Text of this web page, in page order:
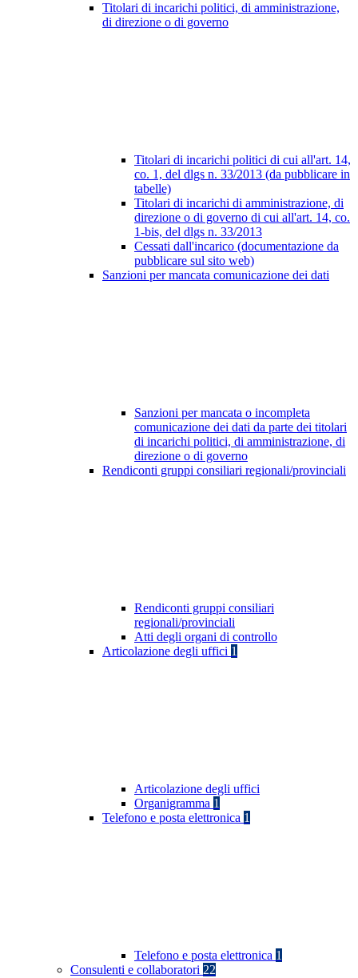
Titolari di incarichi politici, di amministrazione,
di direzione o di governo
Titolari di incarichi politici di cui all'art. 14,
co. 1, del dlgs n. 33/2013 (da pubblicare in
tabelle)
Titolari di incarichi di amministrazione, di
direzione o di governo di cui all'art. 14, co.
1-bis, del dlgs n. 33/2013
Cessati dall'incarico (documentazione da
pubblicare sul sito web)
Sanzioni per mancata comunicazione dei dati
Sanzioni per mancata o incompleta
comunicazione dei dati da parte dei titolari
di incarichi politici, di amministrazione, di
direzione o di governo
Rendiconti gruppi consiliari regionali/provinciali
Rendiconti gruppi consiliari
regionali/provinciali
Atti degli organi di controllo
Articolazione degli uffici 1
Articolazione degli uffici
Organigramma 1
Telefono e posta elettronica 1
Telefono e posta elettronica 1
Consulenti e collaboratori 22